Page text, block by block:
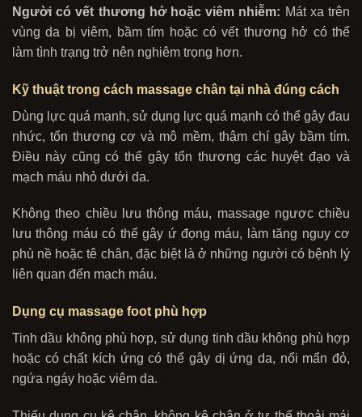
Người có vết thương hở hoặc viêm nhiễm: Mát xa trên
vùng da bị viêm, bầm tím hoặc có vết thương hở có thể
làm tình trạng trở nên nghiêm trọng hơn.
Kỹ thuật trong cách massage chân tại nhà đúng cách
Dùng lực quá mạnh, sử dụng lực quá mạnh có thể gây đau
nhức, tổn thương cơ và mô mềm, thậm chí gây bầm tím.
Điều này cũng có thể gây tổn thương các huyệt đạo và
mạch máu nhỏ dưới da.
Không theo chiều lưu thông máu, massage ngược chiều
lưu thông máu có thể gây ứ đọng máu, làm tăng nguy cơ
phù nề hoặc tê chân, đặc biệt là ở những người có bệnh lý
liên quan đến mạch máu.
Dụng cụ massage foot phù hợp
Tinh dầu không phù hợp, sử dụng tinh dầu không phù hợp
hoặc có chất kích ứng có thể gây dị ứng da, nổi mẩn đỏ,
ngứa ngáy hoặc viêm da.